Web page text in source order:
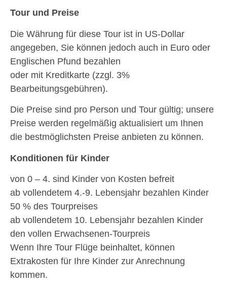
Tour und Preise
Die Währung für diese Tour ist in US-Dollar
angegeben, Sie können jedoch auch in Euro oder
Englischen Pfund bezahlen
oder mit Kreditkarte (zzgl. 3%
Bearbeitungsgebühren).
Die Preise sind pro Person und Tour gültig; unsere
Preise werden regelmäßig aktualisiert um Ihnen
die bestmöglichsten Preise anbieten zu können.
Konditionen für Kinder
von 0 – 4. sind Kinder von Kosten befreit
ab vollendetem 4.-9. Lebensjahr bezahlen Kinder
50 % des Tourpreises
ab vollendetem 10. Lebensjahr bezahlen Kinder
den vollen Erwachsenen-Tourpreis
Wenn Ihre Tour Flüge beinhaltet, können
Extrakosten für Ihre Kinder zur Anrechnung
kommen.